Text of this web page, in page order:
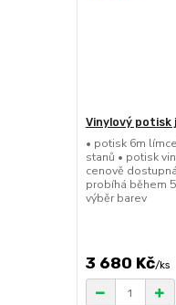
Vinylový potisk
• potisk 6m
stanů • potisk
cenově
probíhá během
výběr barev
3 680 Kč/ks